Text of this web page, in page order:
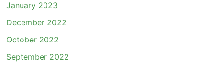
January 2023
December 2022
October 2022
September 2022